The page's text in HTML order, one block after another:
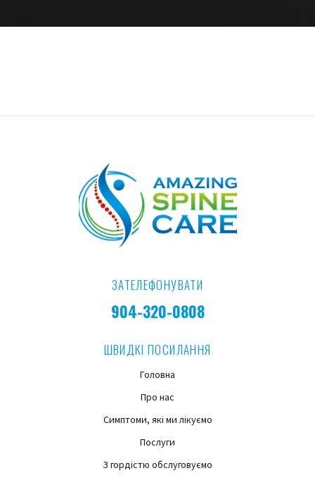
ЗАТЕЛЕФОНУВАТИ
904-320-0808
ШВИДКІ ПОСИЛАННЯ
Головна
Про нас
Симптоми, які ми лікуємо
Послуги
З гордістю обслуговуємо